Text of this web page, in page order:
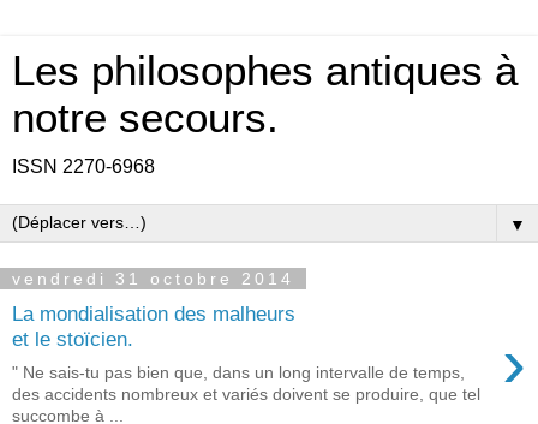
Les philosophes antiques à
notre secours.
ISSN 2270-6968
▼
vendredi 31 octobre 2014
La mondialisation des malheurs
et le stoïcien.
›
" Ne sais-tu pas bien que, dans un long intervalle de temps,
des accidents nombreux et variés doivent se produire, que tel
succombe à ...